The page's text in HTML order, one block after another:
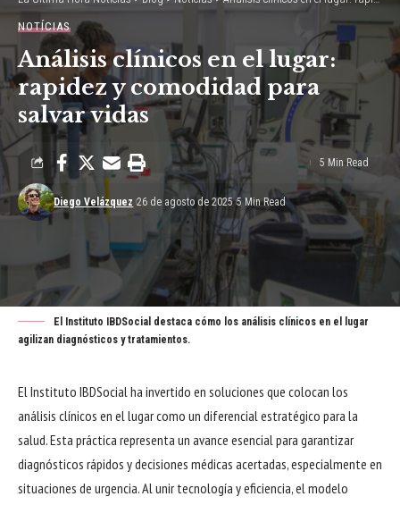
NOTÍCIAS
Análisis clínicos en el lugar:
rapidez y comodidad para
salvar vidas
Diego Velázquez 26 de agosto de 2025 5 Min Read
5 Min Read
El Instituto IBDSocial destaca cómo los análisis clínicos en el lugar
agilizan diagnósticos y tratamientos.
El Instituto IBDSocial ha invertido en soluciones que colocan los
análisis clínicos en el lugar como un diferencial estratégico para la
salud. Esta práctica representa un avance esencial para garantizar
diagnósticos rápidos y decisiones médicas acertadas, especialmente en
situaciones de urgencia. Al unir tecnología y eficiencia, el modelo